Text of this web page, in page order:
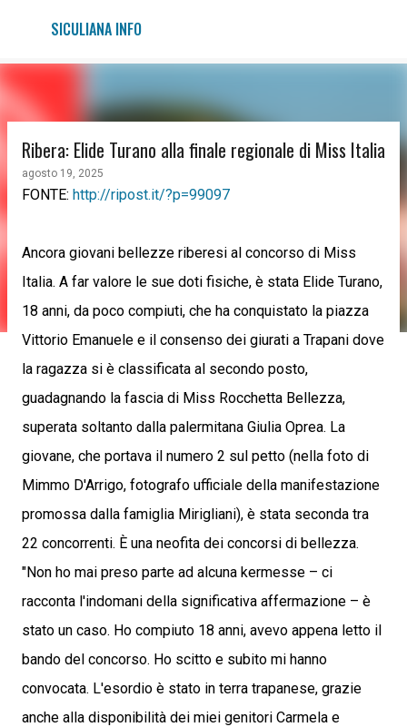
Passa ai contenuti principali
SICULIANA INFO
Ribera: Elide Turano alla finale regionale di Miss Italia
agosto 19, 2025
FONTE: http://ripost.it/?p=99097
Ancora giovani bellezze riberesi al concorso di Miss
Italia. A far valore le sue doti fisiche, è stata Elide Turano,
18 anni, da poco compiuti, che ha conquistato la piazza
Vittorio Emanuele e il consenso dei giurati a Trapani dove
la ragazza si è classificata al secondo posto,
guadagnando la fascia di Miss Rocchetta Bellezza,
superata soltanto dalla palermitana Giulia Oprea. La
giovane, che portava il numero 2 sul petto (nella foto di
Mimmo D'Arrigo, fotografo ufficiale della manifestazione
promossa dalla famiglia Mirigliani), è stata seconda tra
22 concorrenti. È una neofita dei concorsi di bellezza.
"Non ho mai preso parte ad alcuna kermesse – ci
racconta l'indomani della significativa affermazione – è
stato un caso. Ho compiuto 18 anni, avevo appena letto il
bando del concorso. Ho scitto e subito mi hanno
convocata. L'esordio è stato in terra trapanese, grazie
anche alla disponibilità dei miei genitori Carmela e